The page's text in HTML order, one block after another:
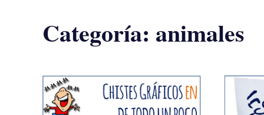
Categoría: animales